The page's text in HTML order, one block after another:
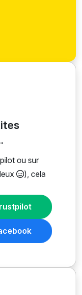
ou sur
), cela